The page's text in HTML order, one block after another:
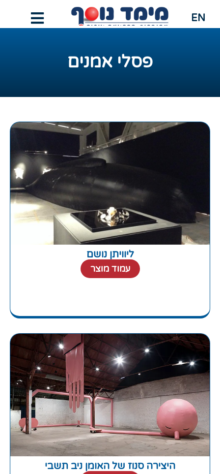
EN
פסלי אמנים
ליוויתן נושם
עמוד מוצר
היצירה סנוז של האומן ניב תשבי